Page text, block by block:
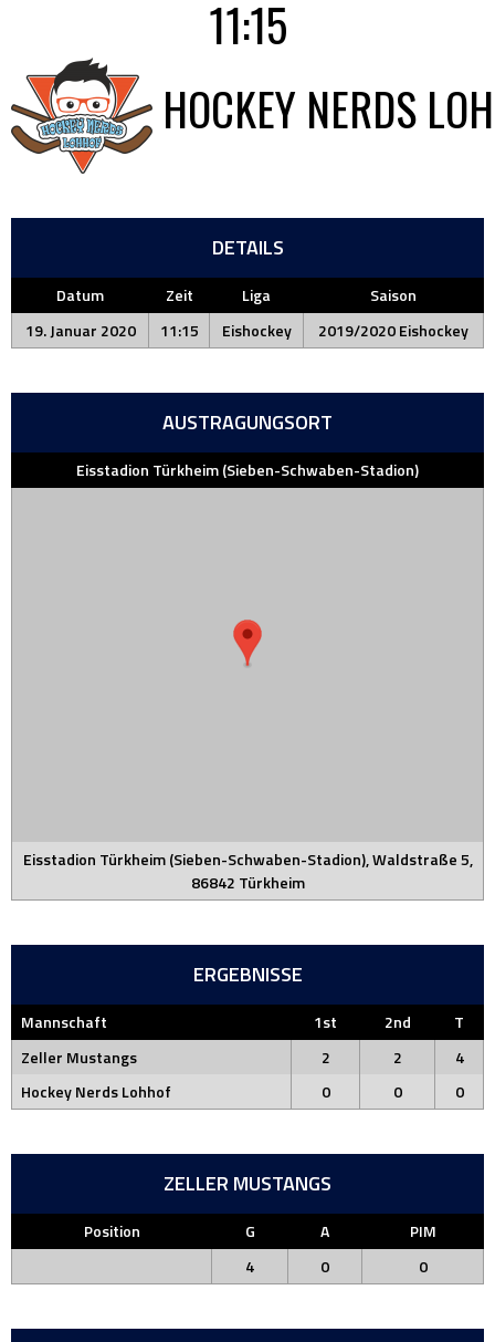
11:15
HOCKEY NERDS
DETAILS
Datum Zeit Liga
Saison
19. Januar 2020
11:15 Eishockey 2019/2020 Eishockey
AUSTRAGUNGSORT
Eisstadion Türkheim (Sieben-Schwaben-Stadion)
Eisstadion Türkheim (Sieben-Schwaben-Stadion), Waldstraße 5,
86842 Türkheim
ERGEBNISSE
Mannschaft 1st 2nd
T
Zeller Mustangs
2 2
4
Hockey Nerds Lohhof
0 0 0
ZELLER MUSTANGS
Position G A
PIM
4
0 0